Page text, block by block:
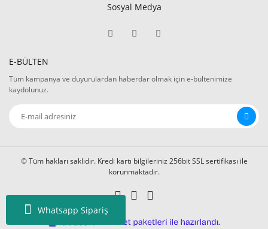
Whatsapp Sipariş
Sosyal Medya
E-BÜLTEN
Tüm kampanya ve duyurulardan haberdar olmak için e-bültenimize
kaydolunuz.
© Tüm hakları saklıdır. Kredi kartı bilgileriniz 256bit SSL sertifikası ile
korunmaktadır.
e-